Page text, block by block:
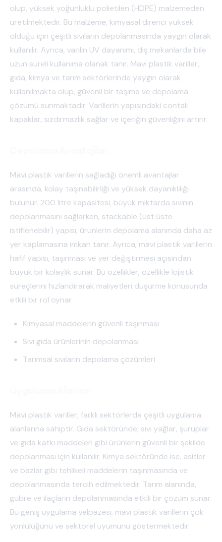
olup, yüksek yoğunluklu polietilen (HDPE) malzemeden
üretilmektedir. Bu malzeme, kimyasal direnci yüksek
olduğu için çeşitli sıvıların depolanmasında yaygın olarak
kullanılır. Ayrıca, varilin UV dayanımı, dış mekanlarda bile
uzun süreli kullanıma olanak tanır. Mavi plastik variller,
gıda, kimya ve tarım sektörlerinde yaygın olarak
kullanılmakta olup, güvenli bir taşıma ve depolama
çözümü sunmaktadır. Varillerin yapısındaki contalı
kapaklar, sızdırmazlık sağlar ve içeriğin güvenliğini artırır.
Mavi plastik varillerin sağladığı önemli avantajlar
arasında, kolay taşınabilirliği ve yüksek dayanıklılığı
bulunur. 200 litre kapasitesi, büyük miktarda sıvının
depolanmasını sağlarken, stackable (üst üste
istiflenebilir) yapısı, ürünlerin depolama alanında daha az
yer kaplamasına imkan tanır. Ayrıca, mavi plastik varillerin
hafif yapısı, taşınması ve yer değiştirmesi açısından
büyük bir kolaylık sunar. Bu özellikler, özellikle lojistik
süreçlerini hızlandırarak maliyetleri düşürme konusunda
etkili bir rol oynar.
Kimyasal maddelerin güvenli taşınması
Sıvı gıda ürünlerinin depolanması
Tarımsal sıvıların depolama çözümleri
Mavi plastik variller, farklı sektörlerde çeşitli uygulama
alanlarına sahiptir. Gıda sektöründe, sıvı yağlar, şuruplar
ve gıda katkı maddeleri gibi ürünlerin güvenli bir şekilde
depolanması için kullanılır. Kimya sektöründe ise, asitler
ve bazlar gibi tehlikeli maddelerin taşınmasında ve
depolanmasında tercih edilmektedir. Tarım alanında,
gübre ve ilaçların depolanmasında etkili bir çözüm sunar.
Bu geniş uygulama yelpazesi, mavi plastik varillerin çok
yönlülüğünü ve sektörel uyumunu göstermektedir.